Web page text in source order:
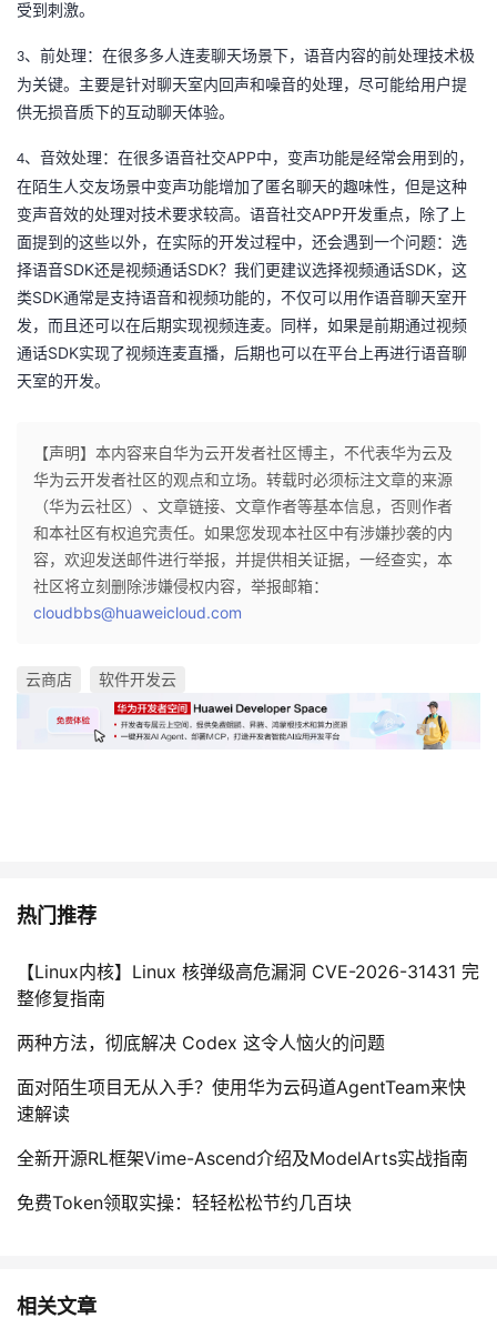
学
堂
的
课
程
我
的
认
证
我
的
实
我
的
藏
持
我
技
术
支
持
的
云
声
建
受到刺激。
3、前处理：在很多多人连麦聊天场景下，语音内容的前处理技术极
为关键。主要是针对聊天室内回声和噪音的处理，尽可能给用户提
供无损音质下的互动聊天体验。
4、音效处理：在很多语音社交APP中，变声功能是经常会用到的，
在陌生人交友场景中变声功能增加了匿名聊天的趣味性，但是这种
变声音效的处理对技术要求较高。语音社交APP开发重点，除了上
面提到的这些以外，在实际的开发过程中，还会遇到一个问题：选
择语音SDK还是视频通话SDK？我们更建议选择视频通话SDK，这
类SDK通常是支持语音和视频功能的，不仅可以用作语音聊天室开
发，而且还可以在后期实现视频连麦。同样，如果是前期通过视频
通话SDK实现了视频连麦直播，后期也可以在平台上再进行语音聊
天室的开发。
【声明】本内容来自华为云开发者社区博主，不代表华为云及
华为云开发者社区的观点和立场。转载时必须标注文章的来源
（华为云社区）、文章链接、文章作者等基本信息，否则作者
和本社区有权追究责任。如果您发现本社区中有涉嫌抄袭的内
容，欢迎发送邮件进行举报，并提供相关证据，一经查实，本
社区将立刻删除涉嫌侵权内容，举报邮箱：
cloudbbs@huaweicloud.com
云商店 软件开发云
热门推荐
【Linux内核】Linux 核弹级高危漏洞 CVE-2026-31431 完
整修复指南
两种方法，彻底解决 Codex 这令人恼火的问题
面对陌生项目无从入手？使用华为云码道AgentTeam来快
速解读
全新开源RL框架Vime-Ascend介绍及ModelArts实战指南
免费Token领取实操：轻轻松松节约几百块
相关文章